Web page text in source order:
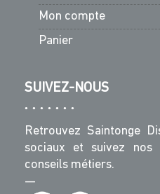
Mon compte
Panier
SUIVEZ-NOUS
Retrouvez Saintonge
sociaux et suivez nos
conseils métiers.
—